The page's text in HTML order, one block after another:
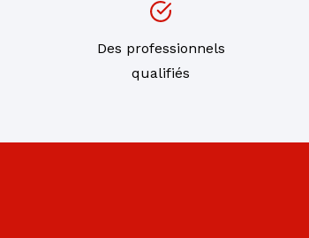
Des professionnels
qualifiés